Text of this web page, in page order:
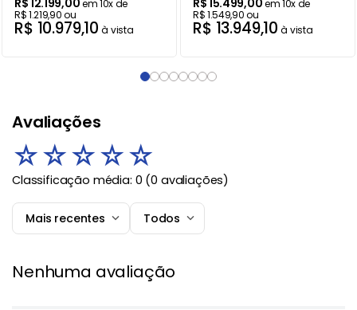
R$12.199,00em10x de
R$1.219,90ou
R$ 10.979,10 à vista
R$15.499,00em10x de
R$1.549,90ou
R$ 13.949,10 à vista
Avaliações
☆☆☆☆☆
Classificação média: 0 (0 avaliações)
Mais recentes Todos
Nenhuma avaliação